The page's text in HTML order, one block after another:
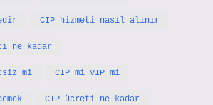
CIP hizmeti nasıl alınır
ne kadar
mi CIP mi VIP mi
CIP ücreti ne kadar